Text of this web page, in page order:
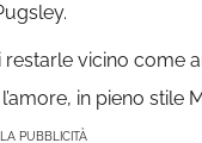
vicino come
in pieno stile
PUBBLICITÀ